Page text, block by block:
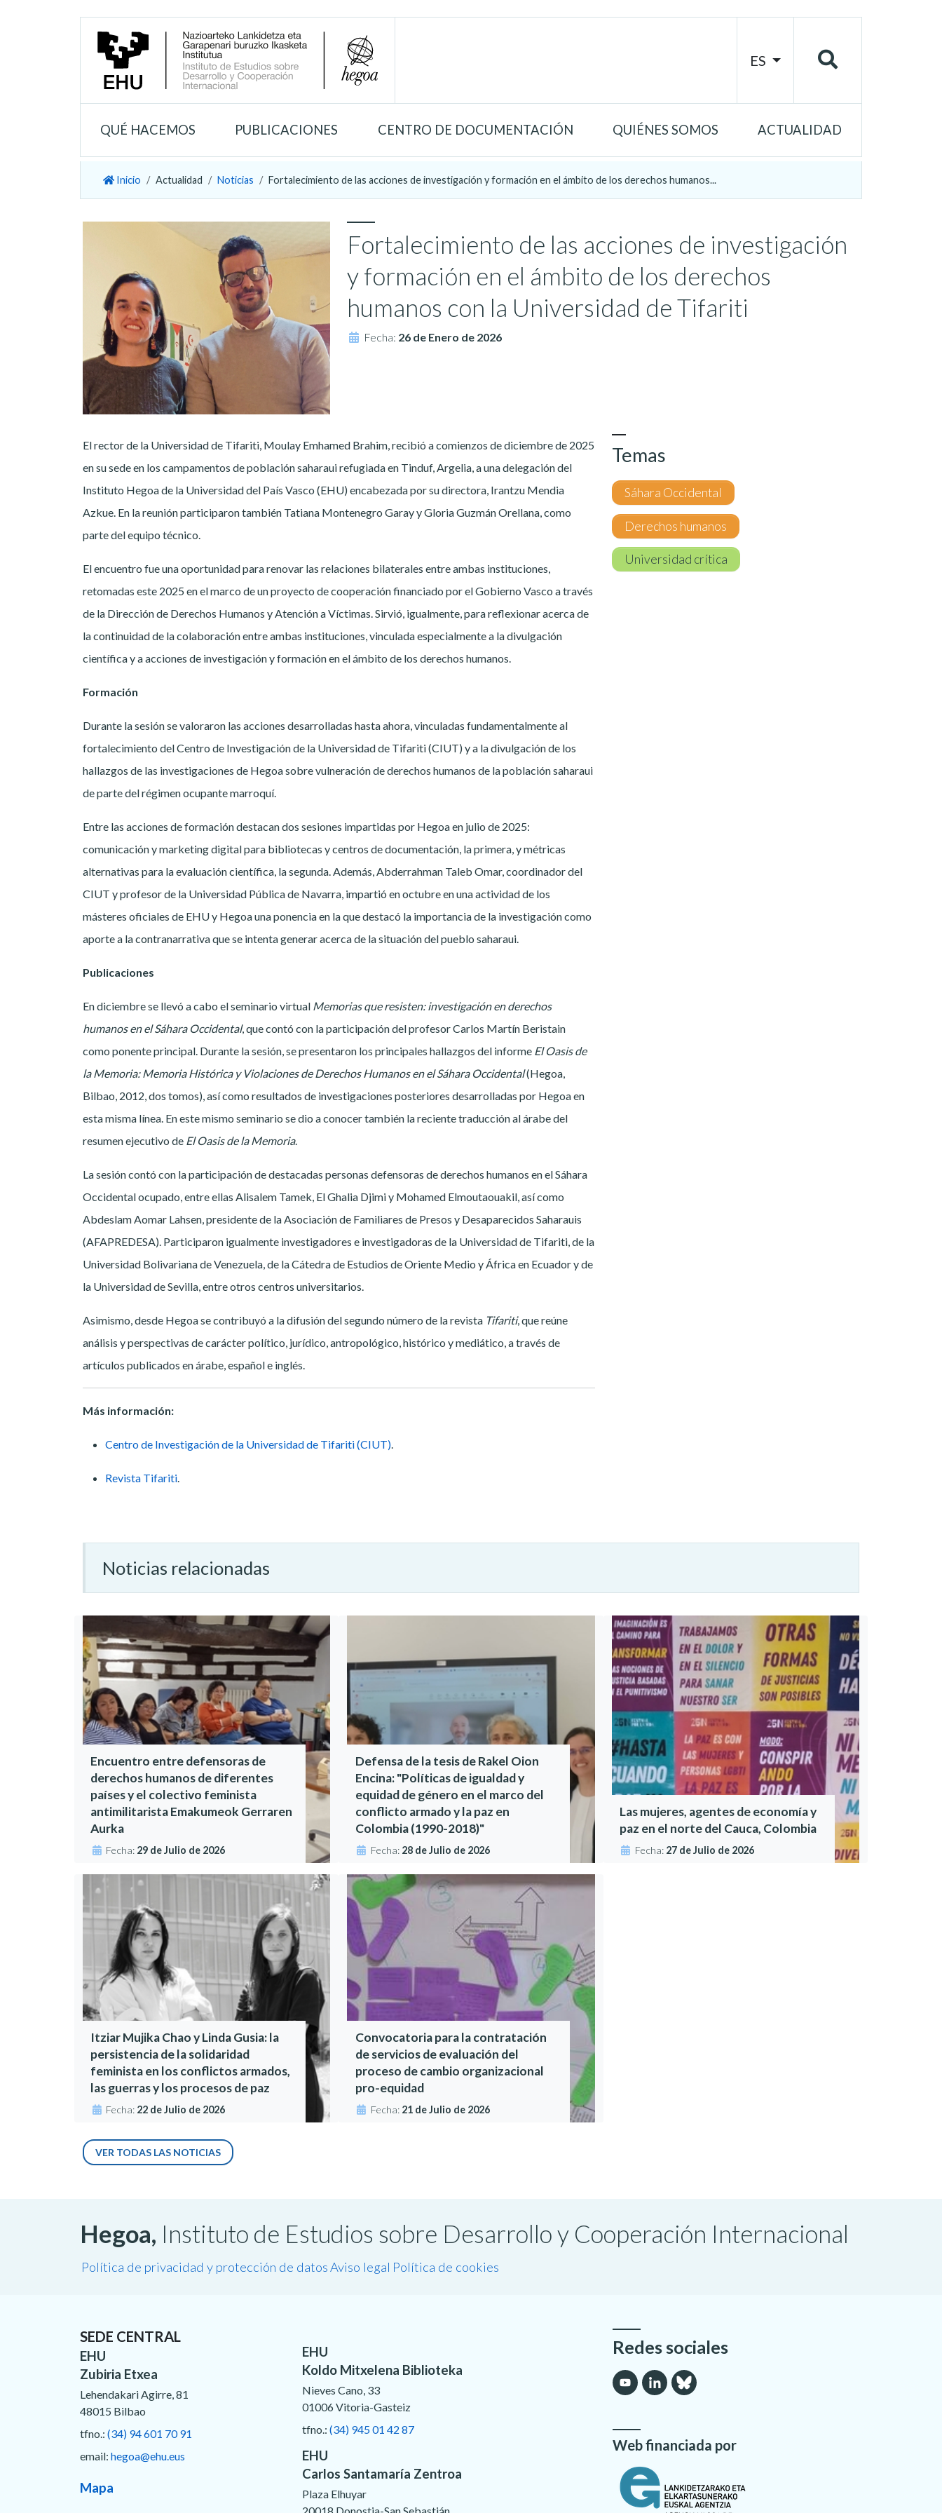
ES
QUÉ HACEMOS PUBLICACIONES CENTRO DE DOCUMENTACIÓN QUIÉNES SOMOS ACTUALIDAD
Inicio Actualidad Noticias Fortalecimiento de las acciones de investigación y formación en el ámbito de los derechos humanos...
Fortalecimiento de las acciones de investigación
y formación en el ámbito de los derechos
humanos con la Universidad de Tifariti
Fecha: 26 de Enero de 2026
El rector de la Universidad de Tifariti, Moulay Emhamed Brahim, recibió a comienzos de diciembre de 2025
en su sede en los campamentos de población saharaui refugiada en Tinduf, Argelia, a una delegación del
Instituto Hegoa de la Universidad del País Vasco (EHU) encabezada por su directora, Irantzu Mendia
Azkue. En la reunión participaron también Tatiana Montenegro Garay y Gloria Guzmán Orellana, como
parte del equipo técnico.
El encuentro fue una oportunidad para renovar las relaciones bilaterales entre ambas instituciones,
retomadas este 2025 en el marco de un proyecto de cooperación financiado por el Gobierno Vasco a través
de la Dirección de Derechos Humanos y Atención a Víctimas. Sirvió, igualmente, para reflexionar acerca de
la continuidad de la colaboración entre ambas instituciones, vinculada especialmente a la divulgación
científica y a acciones de investigación y formación en el ámbito de los derechos humanos.
Formación
Durante la sesión se valoraron las acciones desarrolladas hasta ahora, vinculadas fundamentalmente al
fortalecimiento del Centro de Investigación de la Universidad de Tifariti (CIUT) y a la divulgación de los
hallazgos de las investigaciones de Hegoa sobre vulneración de derechos humanos de la población saharaui
de parte del régimen ocupante marroquí.
Entre las acciones de formación destacan dos sesiones impartidas por Hegoa en julio de 2025:
comunicación y marketing digital para bibliotecas y centros de documentación, la primera, y métricas
alternativas para la evaluación científica, la segunda. Además, Abderrahman Taleb Omar, coordinador del
CIUT y profesor de la Universidad Pública de Navarra, impartió en octubre en una actividad de los
másteres oficiales de EHU y Hegoa una ponencia en la que destacó la importancia de la investigación como
aporte a la contranarrativa que se intenta generar acerca de la situación del pueblo saharaui.
Publicaciones
En diciembre se llevó a cabo el seminario virtual Memorias que resisten: investigación en derechos
humanos en el Sáhara Occidental, que contó con la participación del profesor Carlos Martín Beristain
como ponente principal. Durante la sesión, se presentaron los principales hallazgos del informe El Oasis de
la Memoria: Memoria Histórica y Violaciones de Derechos Humanos en el Sáhara Occidental(Hegoa,
Bilbao, 2012, dos tomos), así como resultados de investigaciones posteriores desarrolladas por Hegoa en
esta misma línea. En este mismo seminario se dio a conocer también la reciente traducción al árabe del
resumen ejecutivo de El Oasis de la Memoria.
La sesión contó con la participación de destacadas personas defensoras de derechos humanos en el Sáhara
Occidental ocupado, entre ellas Alisalem Tamek, El Ghalia Djimi y Mohamed Elmoutaouakil, así como
Abdeslam Aomar Lahsen, presidente de la Asociación de Familiares de Presos y Desaparecidos Saharauis
(AFAPREDESA). Participaron igualmente investigadores e investigadoras de la Universidad de Tifariti, de la
Universidad Bolivariana de Venezuela, de la Cátedra de Estudios de Oriente Medio y África en Ecuador y de
la Universidad de Sevilla, entre otros centros universitarios.
Asimismo, desde Hegoa se contribuyó a la difusión del segundo número de la revista Tifariti, que reúne
análisis y perspectivas de carácter político, jurídico, antropológico, histórico y mediático, a través de
artículos publicados en árabe, español e inglés.
Más información:
Centro de Investigación de la Universidad de Tifariti (CIUT).
Revista Tifariti.
Temas
Sáhara Occidental
Derechos humanos
Universidad crítica
Noticias relacionadas
Encuentro entre defensoras de
derechos humanos de diferentes
países y el colectivo feminista
antimilitarista Emakumeok Gerraren
Aurka
Fecha: 29 de Julio de 2026
Defensa de la tesis de Rakel Oion
Encina: "Políticas de igualdad y
equidad de género en el marco del
conflicto armado y la paz en
Colombia (1990-2018)"
Fecha: 28 de Julio de 2026
Las mujeres, agentes de economía y
paz en el norte del Cauca, Colombia
Fecha: 27 de Julio de 2026
Itziar Mujika Chao y Linda Gusia: la
persistencia de la solidaridad
feminista en los conflictos armados,
las guerras y los procesos de paz
Fecha: 22 de Julio de 2026
Convocatoria para la contratación
de servicios de evaluación del
proceso de cambio organizacional
pro-equidad
Fecha: 21 de Julio de 2026
VER TODAS LAS NOTICIAS
Hegoa, Instituto de Estudios sobre Desarrollo y Cooperación Internacional
Política de privacidad y protección de datosAviso legal Política de cookies
SEDE CENTRAL
EHU
Zubiria Etxea
Lehendakari Agirre, 81
48015 Bilbao
tfno.: (34) 94 601 70 91
email: hegoa@ehu.eus
Mapa
EHU
Koldo Mitxelena Biblioteka
Nieves Cano, 33
01006 Vitoria-Gasteiz
tfno.: (34) 945 01 42 87
EHU
Carlos Santamaría Zentroa
Plaza Elhuyar
Redes sociales
Web financiada por